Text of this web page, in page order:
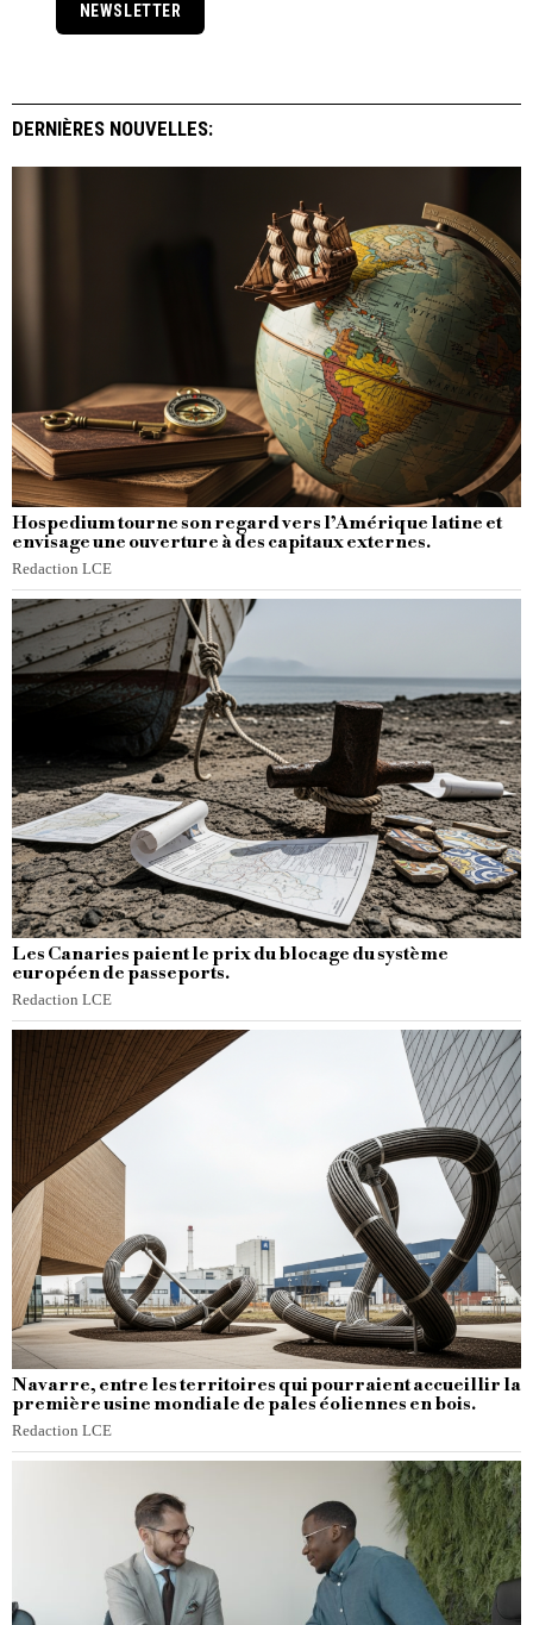
NEWSLETTER
DERNIÈRES NOUVELLES:
Hospedium tourne son regard vers l’Amérique latine et
envisage une ouverture à des capitaux externes.
Redaction LCE
Les Canaries paient le prix du blocage du système
européen de passeports.
Redaction LCE
Navarre, entre les territoires qui pourraient accueillir la
première usine mondiale de pales éoliennes en bois.
Redaction LCE